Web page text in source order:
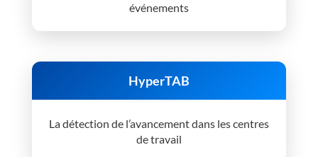
événements
HyperTAB
La détection de l’avancement dans les centres
de travail